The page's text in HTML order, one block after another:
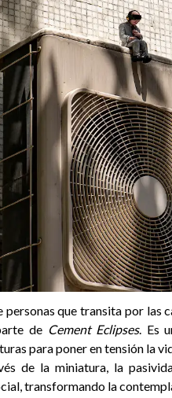
personas que transita por
de Cement Eclipses. Es
para poner en tensión la
de la miniatura, la
transformando la